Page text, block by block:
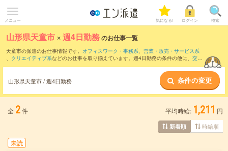
メニュー 気になる! ログイン 検索
山形県天童市 ×週4日勤務のお仕事一覧
天童市の派遣のお仕事情報です。 オフィスワーク・事務系、 営業・販売・サービス系
、 クリエイティブ系などのお仕事を取り揃えています。週4日勤務の条件の他に、 交通
山形県天童市 / 週4日勤務 条件の変更
全 2件 平均時給: 1,211 円
新着順 時給順
未読